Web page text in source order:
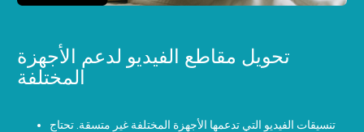
تحويل مقاطع الفيديو لدعم الأجهزة
المختلفة
تنسيقات الفيديو التي تدعمها الأجهزة المختلفة غير متسقة. تحتاج